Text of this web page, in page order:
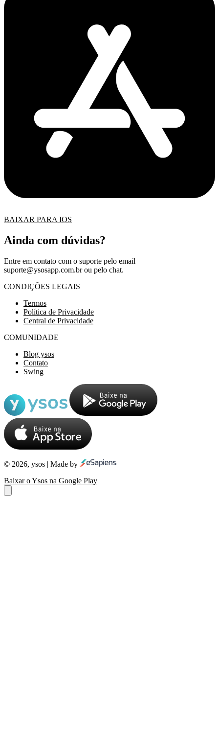
BAIXAR PARA IOS
Ainda com dúvidas?
Entre em contato com o suporte pelo email
suporte@ysosapp.com.brou pelo chat.
CONDIÇÕES LEGAIS
Termos
Política de Privacidade
Central de Privacidade
COMUNIDADE
Blog ysos
Contato
Swing
© 2026, ysos | Made by
Baixar o Ysos na Google Play